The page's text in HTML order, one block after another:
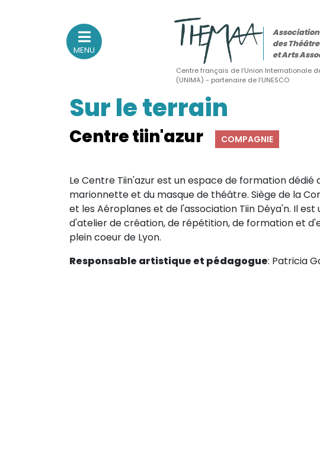
Association nationale
des Théâtres de Marionnettes
(Actualités, annonces, vie professionnelle)
Sur le vif
(Agenda, spectacles, événements des adhérents)
Sur le fond
(Fonctionnement, gouvernance, groupes de travail, partenaires)
MENU
des
et Arts
Centre français de l’Union Internationale
(UNIMA) - partenaire de l’UNESCO
Sur le terrain
Centre tiin'azur COMPAGNIE
Le Centre Tiin'azur est un espace de formation dédié
marionnette et du masque de théâtre. Siège de la
et les Aéroplanes et de l'association Tiin Déya'n. Il est
d'atelier de création, de répétition, de formation et
plein coeur de Lyon.
Responsable artistique et pédagogue: Patricia